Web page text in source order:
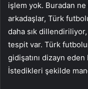
işlem yok. Buradan ne
arkadaşlar, Türk
daha sık
tespit var. Türk
gidişatını dizayn
İstedikleri şekilde